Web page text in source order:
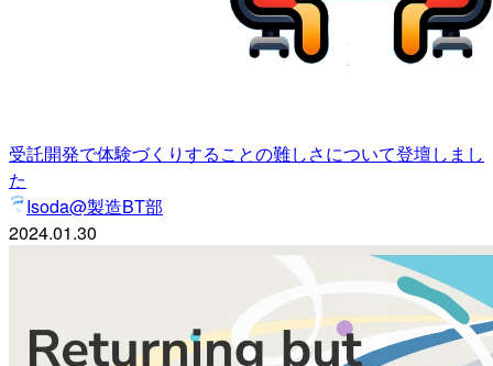
受託開発で体験づくりすることの難しさについて登壇しまし
た
Isoda@製造BT部
2024.01.30